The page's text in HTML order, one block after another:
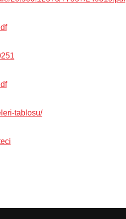
tablosu/